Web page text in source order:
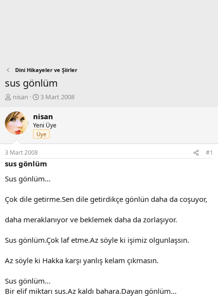
Dini Hikayeler ve Şiirler
sus gönlüm
K
n
b
u
y
u
b
a
l
t
n
nisan
B
ş
l
a
n
ı
ç
a
i
i
3 Mart 2008
nisan
Yeni Üye
Üye
3 Mart 2008 #1
sus gönlüm
Sus gönlüm...
Çok dile getirme.Sen dile getirdikçe gönlün daha da coşuyor,
daha meraklanıyor ve beklemek daha da zorlaşıyor.
Sus gönlüm.Çok laf etme.Az söyle ki işimiz olgunlaşsın.
Az söyle ki Hakka karşı yanlış kelam çıkmasın.
Sus gönlüm...
Bir elif miktarı sus.Az kaldı bahara.Dayan gönlüm...